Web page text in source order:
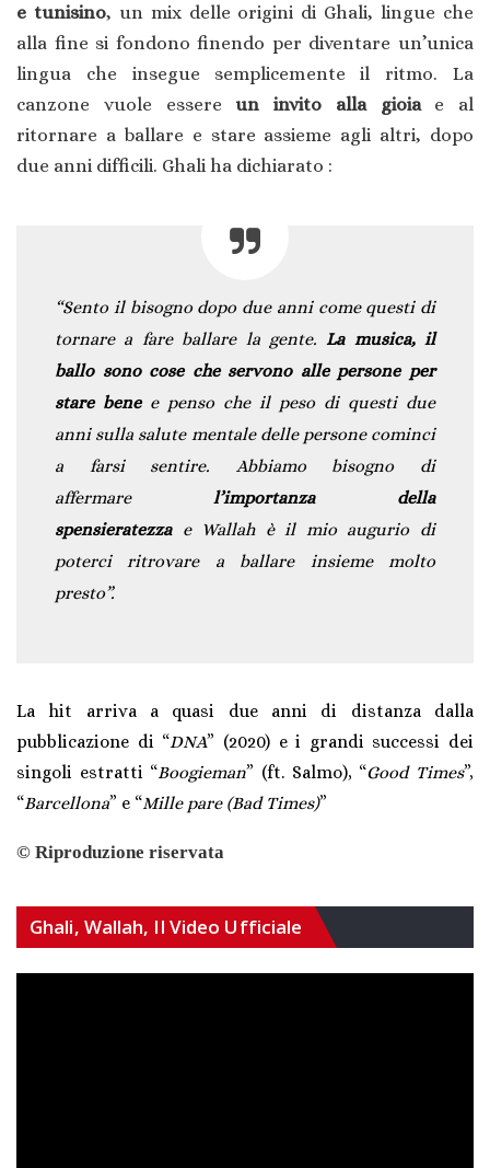
e tunisino, un mix delle origini di Ghali, lingue che
alla fine si fondono finendo per diventare un’unica
lingua che insegue semplicemente il ritmo. La
canzone vuole essereun invito alla gioia e al
ritornare a ballare e stare assieme agli altri, dopo
due anni difficili. Ghali ha dichiarato :
“Sento il bisogno dopo due anni come questi di
tornare a fare ballare la gente. La musica, il
ballo sono cose che servono alle persone per
stare benee penso che il peso di questi due
anni sulla salute mentale delle persone cominci
a farsi sentire. Abbiamo bisogno di
affermare l’importanza della
spensieratezzae Wallah è il mio augurio di
poterci ritrovare a ballare insieme molto
presto”.
La hit arriva a quasi due anni di distanza dalla
pubblicazione di “DNA” (2020) e i grandi successi dei
singoli estratti “Boogieman” (ft. Salmo), “Good Times”,
“Barcellona” e “Mille pare (Bad Times)”
© Riproduzione riservata
Ghali, Wallah, Il Video Ufficiale